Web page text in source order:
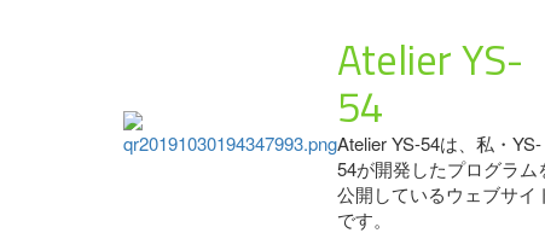
Atelier YS-
54
Atelier YS-54は、私・YS-
54が開発したプログラム
公開しているウェブサイ
です。